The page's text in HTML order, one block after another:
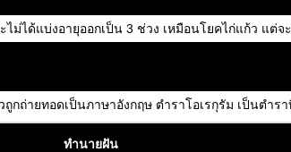
ม่ได้แบ่งอายุออกเป็น 3 ช่วง เหมือนโยคไก่แก้ว แ
ายทอดเป็นภาษาอังกฤษ ตำราโอเรกุรัม เป็นตำ
ทำนายฝัน